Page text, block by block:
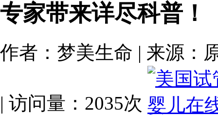
专家带来详尽科普！
作者：梦美生命 | 来源：
| 访问量：2035次